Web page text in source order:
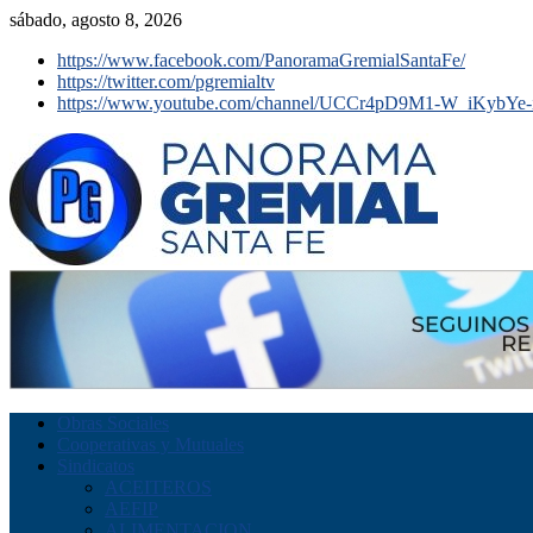
sábado, agosto 8, 2026
https://www.facebook.com/PanoramaGremialSantaFe/
https://twitter.com/pgremialtv
https://www.youtube.com/channel/UCCr4pD9M1-
Obras Sociales
Cooperativas y Mutuales
Sindicatos
ACEITEROS
AEFIP